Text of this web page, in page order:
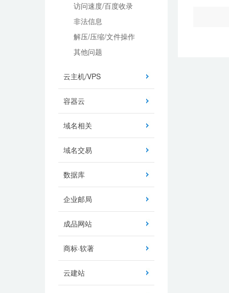
访问速度/百度收录
非法信息
解压/压缩/文件操作
其他问题
云主机/VPS
容器云
域名相关
域名交易
数据库
企业邮局
成品网站
商标·软著
云建站